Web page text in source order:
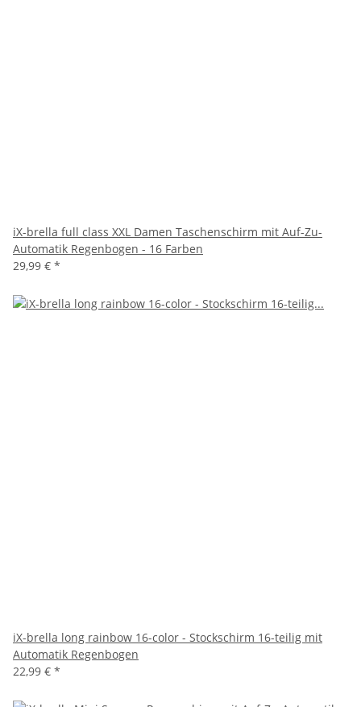
iX-brella full class XXL Damen Taschenschirm mit Auf-Zu-
Automatik Regenbogen - 16 Farben
29,99 € *
iX-brella long rainbow 16-color - Stockschirm 16-teilig mit
Automatik Regenbogen
22,99 € *